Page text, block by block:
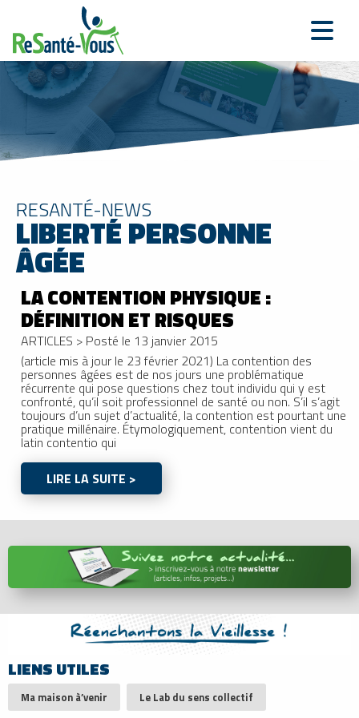
RESANTÉ-NEWS
LIBERTÉ PERSONNE
ÂGÉE
LA CONTENTION PHYSIQUE :
DÉFINITION ET RISQUES
ARTICLES > Posté le 13 janvier 2015
(article mis à jour le 23 février 2021) La contention des
personnes âgées est de nos jours une problématique
récurrente qui pose questions chez tout individu qui y est
confronté, qu’il soit professionnel de santé ou non. S’il s’agit
toujours d’un sujet d’actualité, la contention est pourtant une
pratique millénaire. Étymologiquement, contention vient du
latin contentio qui
LIRE LA SUITE >
LIENS UTILES
Ma maison à’venir Le Lab du sens collectif